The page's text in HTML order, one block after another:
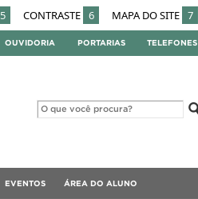
5 CONTRASTE 6 MAPA DO SITE 7
OUVIDORIA PORTARIAS TELEFONES
EVENTOS ÁREA DO ALUNO